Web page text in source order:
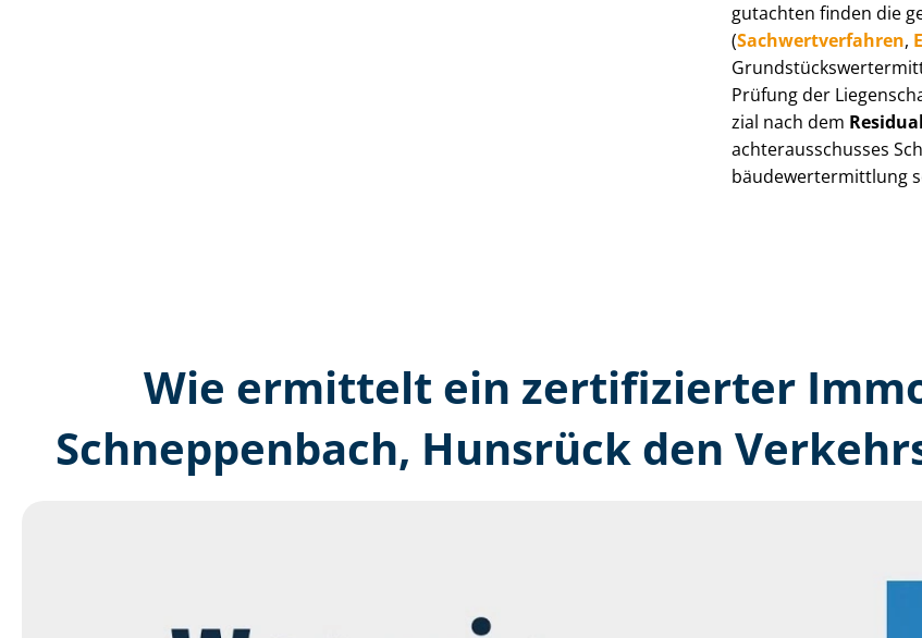
gut­ach­ten finden die
(Sach­wert­ver­fah­ren,
Prüfung der
zi­al nach dem
ach­ter­aus­schus­ses
bäu­de­wert­ermitt­lung
Wie ermittelt ein zertifizierter
Schneppenbach, Hunsrück den